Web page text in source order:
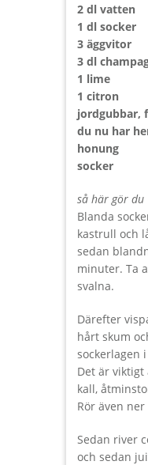
2 dl vatten
1 dl socker
3 äggvitor
3 dl
1 lime
1 citron
jordgubbar,
du nu har
honung
socker
så här gör du
Blanda
kastrull och
sedan
minuter. Ta
svalna.
Därefter
hårt skum
sockerlagen
Det är
kall,
Rör även
Sedan river
och sedan